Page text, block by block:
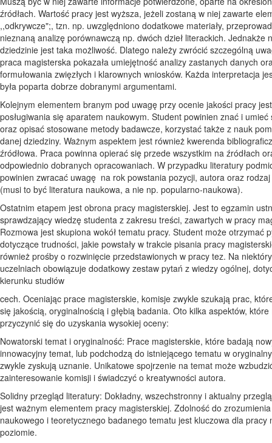
źródłach. Wartość pracy jest wyższa, jeżeli zostaną w niej zawarte
,,odkrywcze";, tzn. np. uwzględniono dodatkowe materiały,
nieznaną analizę porównawczą np. dwóch dzieł literackich. Jednakże
dziedzinie jest taka możliwość. Dlatego należy zwrócić szczególną
praca magisterska pokazała umiejętność analizy zastanych danych
formułowania zwięzłych i klarownych wniosków. Każda interpretacja
była poparta dobrze dobranymi argumentami.
Kolejnym elementem branym pod uwagę przy ocenie jakości pracy
posługiwania się aparatem naukowym. Student powinien znać i umieć
oraz opisać stosowane metody badawcze, korzystać także z nauk
danej dziedziny. Ważnym aspektem jest również kwerenda
źródłowa. Praca powinna opierać się przede wszystkim na źródłach
odpowiednio dobranych opracowaniach. W przypadku literatury
powinien zwracać uwagę na rok powstania pozycji, autora oraz
(musi to być literatura naukowa, a nie np. popularno-naukowa).
Ostatnim etapem jest obrona pracy magisterskiej. Jest to egzamin
sprawdzający wiedzę studenta z zakresu treści, zawartych w pracy
Rozmowa jest skupiona wokół tematu pracy. Student może otrzymać
dotyczące trudności, jakie powstały w trakcie pisania pracy
również prośby o rozwinięcie przedstawionych w pracy tez. Na
uczelniach obowiązuje dodatkowy zestaw pytań z wiedzy ogólnej,
kierunku studiów
cech. Oceniając prace magisterskie, komisje zwykle szukają prac,
się jakością, oryginalnością i głębią badania. Oto kilka aspektów, które
przyczynić się do uzyskania wysokiej oceny:
Nowatorski temat i oryginalność: Prace magisterskie, które badają
innowacyjny temat, lub podchodzą do istniejącego tematu w
zwykle zyskują uznanie. Unikatowe spojrzenie na temat może
zainteresowanie komisji i świadczyć o kreatywności autora.
Solidny przegląd literatury: Dokładny, wszechstronny i aktualny
jest ważnym elementem pracy magisterskiej. Zdolność do
naukowego i teoretycznego badanego tematu jest kluczowa dla pracy
poziomie.